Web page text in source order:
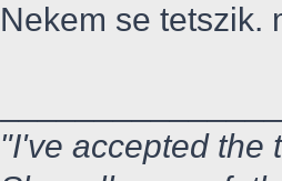
Nekem se tetszik.
"I've accepted the